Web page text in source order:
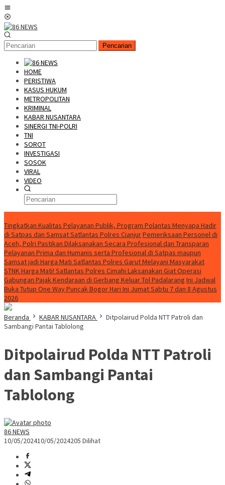
Loncat
ke
konten
Pencarian
HOME
PERISTIWA
KASUS HUKUM
METROPOLITAN
KRIMINAL
KABAR NUSANTARA
SINERGI TNI-POLRI
TNI
SOROT
INVESTIGASI
SOSOK
VIRAL
VIDEO
Tingkatkan Kualitas Pelayanan Publik, Program Polantas Menyapa Hadir
di Satpas dan Samsat Satlantas Polres CianjurPemeriksaan Personel di
Aceh, Polri Pastikan Dilaksanakan Secara Profesional dan Transparan
Pelayanan Prima dan Humanis serta Profesional di Satpas maupun
Samsat jadi Harga Mati Satlantas Polres Garut Melayani Masyarakat
STNK Harga Mati! Satlantas Polres Cimahi Laksanakan Giat Operasi
Gabungan Pajak Kendaraan di Gerbang Keluar Tol Padalarang Ini Jadwal
Buka Tutup One Way Puncak Bogor Hari Ini Jumat Sabtu 7 dan 8 Agustus
2026
Beranda KABAR NUSANTARA
Ditpolairud Polda NTT Patroli dan
Sambangi Pantai Tablolong
Ditpolairud Polda NTT Patroli
dan Sambangi Pantai
Tablolong
86 NEWS
10/05/202410/05/2024205 Dilihat